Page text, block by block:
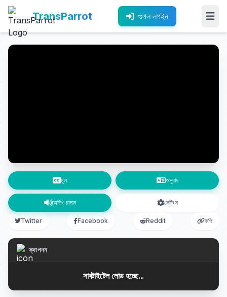
TransParrot গুগল লগইন
মূল অনুবাদ
অডিও চালান সেটিংস
Twitter Facebook Reddit কপি
ক্যাপশন
সাবটাইটেল লোড হচ্ছে...